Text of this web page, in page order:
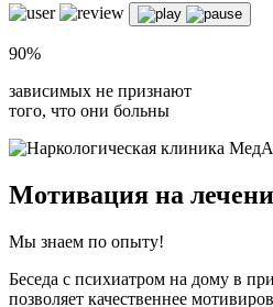
90%
зависимых не признают
того, что они больны
Мотивация на
Мы знаем по опыту!
Беседа с психиатром на дому в
позволяет качественнее